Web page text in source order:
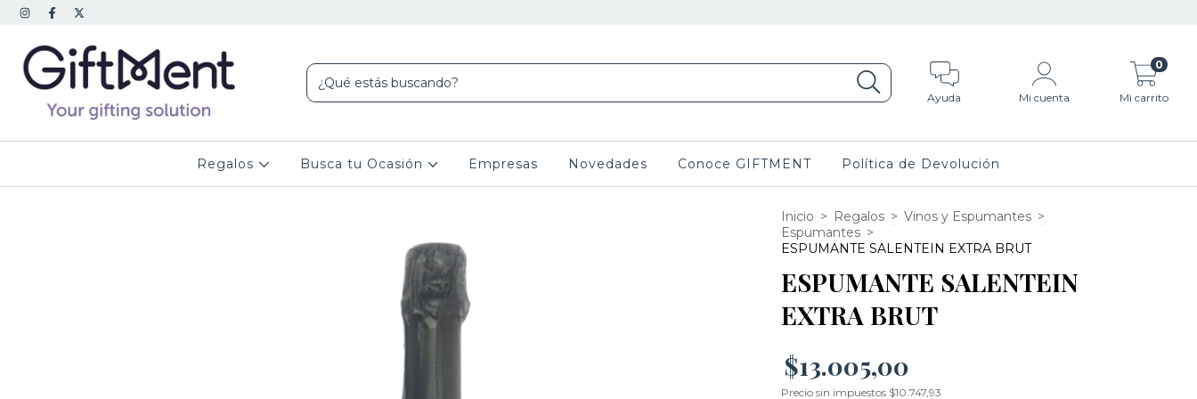
Ayuda Mi cuenta Mi carrito
0
Regalos Busca tu Ocasión Empresas Novedades Conoce GIFTMENT Política de Devolución
Inicio > Regalos > Vinos y Espumantes >
Espumantes >
ESPUMANTE SALENTEIN EXTRA BRUT
ESPUMANTE SALENTEIN
EXTRA BRUT
$13.005,00
Precio sin impuestos $10.747,93